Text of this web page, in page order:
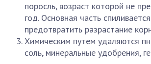
поросль, возраст которой не
год. Основная часть
предотвратить разрастание
Химическим путем удаляются
соль, минеральные удобрения,